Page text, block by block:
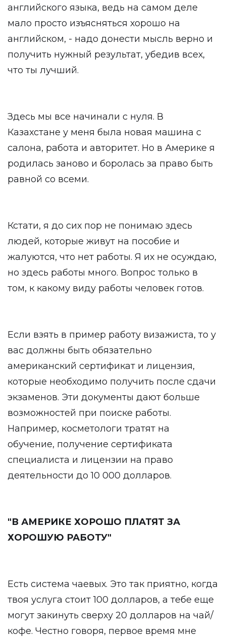
английского языка, ведь на самом деле
мало просто изъясняться хорошо на
английском, - надо донести мысль верно и
получить нужный результат, убедив всех,
что ты лучший.
Здесь мы все начинали с нуля. В
Казахстане у меня была новая машина с
салона, работа и авторитет. Но в Америке я
родилась заново и боролась за право быть
равной со всеми.
Кстати, я до сих пор не понимаю здесь
людей, которые живут на пособие и
жалуются, что нет работы. Я их не осуждаю,
но здесь работы много. Вопрос только в
том, к какому виду работы человек готов.
Если взять в пример работу визажиста, то у
вас должны быть обязательно
американский сертификат и лицензия,
которые необходимо получить после сдачи
экзаменов. Эти документы дают больше
возможностей при поиске работы.
Например, косметологи тратят на
обучение, получение сертификата
специалиста и лицензии на право
деятельности до 10 000 долларов.
"В АМЕРИКЕ ХОРОШО ПЛАТЯТ ЗА
ХОРОШУЮ РАБОТУ"
Есть система чаевых. Это так приятно, когда
твоя услуга стоит 100 долларов, а тебе еще
могут закинуть сверху 20 долларов на чай/
кофе. Честно говоря, первое время мне